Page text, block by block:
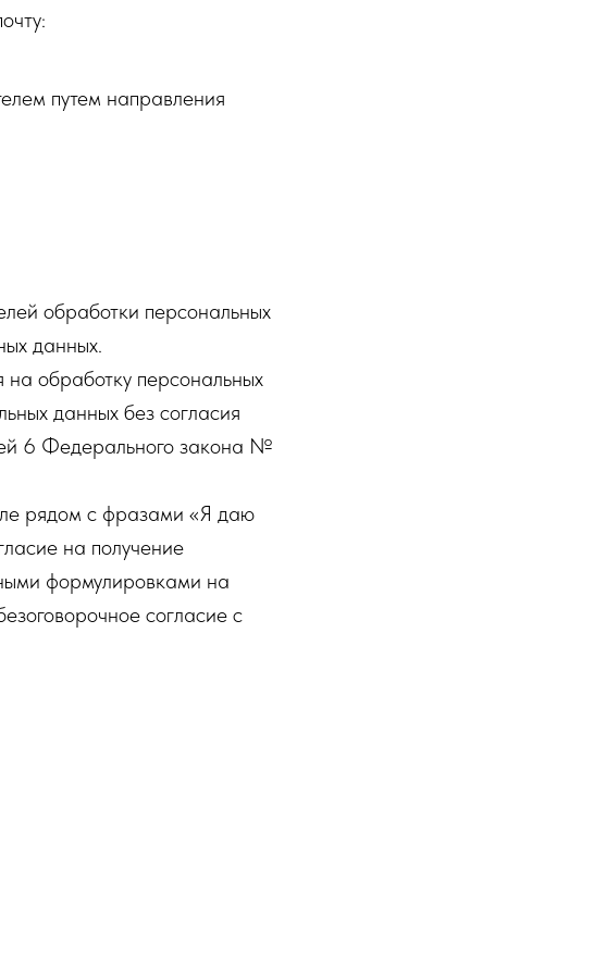
путем направления
обработки персональных
данных.
на обработку персональных
данных без согласия
6 Федерального закона №
рядом с фразами «Я даю
на получение
формулировками на
согласие с